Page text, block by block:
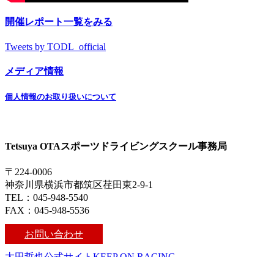
開催レポート一覧をみる
Tweets by TODL_official
メディア情報
個人情報のお取り扱いについて
Tetsuya OTAスポーツドライビングスクール事務局
〒224-0006
神奈川県横浜市都筑区荏田東2-9-1
TEL：045-948-5540
FAX：045-948-5536
お問い合わせ